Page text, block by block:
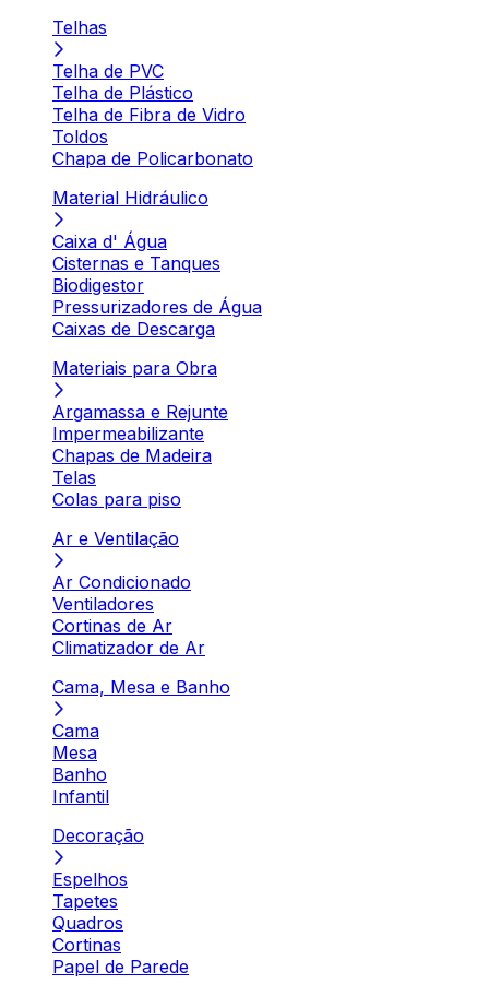
Telhas
Telha de PVC
Telha de Plástico
Telha de Fibra de Vidro
Toldos
Chapa de Policarbonato
Material Hidráulico
Caixa d' Água
Cisternas e Tanques
Biodigestor
Pressurizadores de Água
Caixas de Descarga
Materiais para Obra
Argamassa e Rejunte
Impermeabilizante
Chapas de Madeira
Telas
Colas para piso
Ar e Ventilação
Ar Condicionado
Ventiladores
Cortinas de Ar
Climatizador de Ar
Cama, Mesa e Banho
Cama
Mesa
Banho
Infantil
Decoração
Espelhos
Tapetes
Quadros
Cortinas
Papel de Parede